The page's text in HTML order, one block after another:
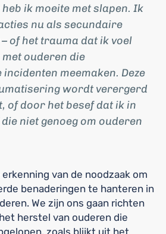
ik moeite met slapen. Ik
nu als secundaire
of het trauma dat ik voel
ouderen die
meemaken. Deze
wordt verergerd
of door het besef dat ik in
niet genoeg om ouderen
van de noodzaak om
benaderingen te hanteren in
We zijn ons gaan richten
herstel van ouderen die